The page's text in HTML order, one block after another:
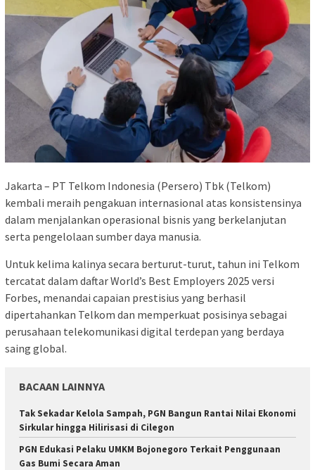
Jakarta – PT Telkom Indonesia (Persero) Tbk (Telkom)
kembali meraih pengakuan internasional atas konsistensinya
dalam menjalankan operasional bisnis yang berkelanjutan
serta pengelolaan sumber daya manusia.
Untuk kelima kalinya secara berturut-turut, tahun ini Telkom
tercatat dalam daftar World’s Best Employers 2025 versi
Forbes, menandai capaian prestisius yang berhasil
dipertahankan Telkom dan memperkuat posisinya sebagai
perusahaan telekomunikasi digital terdepan yang berdaya
saing global.
BACAAN LAINNYA
Tak Sekadar Kelola Sampah, PGN Bangun Rantai Nilai Ekonomi
Sirkular hingga Hilirisasi di Cilegon
PGN Edukasi Pelaku UMKM Bojonegoro Terkait Penggunaan
Gas Bumi Secara Aman